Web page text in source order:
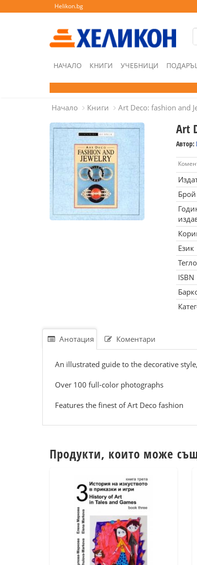
Helikon.bg
НАЧАЛО КНИГИ УЧЕБНИЦИ
Начало Книги Art Deco: fashion and
Art
Автор:
Език
Тегло
ISBN
Анотация Коментари
An illustrated guide to the decorative
Over 100 full-color photographs
Features the finest of Art Deco fashion
Продукти, които може